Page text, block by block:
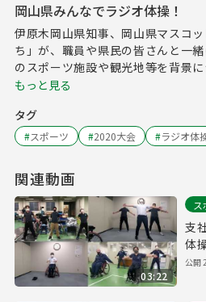
岡山県みんなでラジオ体操！
伊原木岡山県知事、岡山県マスコ
ち」が、職員や県民の皆さんと一
のスポーツ施設や観光地等を背景
もっと見る
タグ
#スポーツ #2020大会 #ラジオ体
関連動画
03:22
ス
支
体
公開